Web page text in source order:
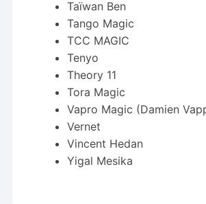
Taïwan Ben
Tango Magic
TCC MAGIC
Tenyo
Theory 11
Tora Magic
Vapro Magic (Damien
Vernet
Vincent Hedan
Yigal Mesika